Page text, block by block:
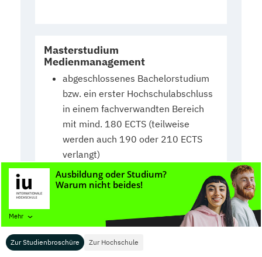
Zur Studienbroschüre Zur Hochschule
Mehr
Masterstudium
Medienmanagement
abgeschlossenes Bachelorstudium
bzw. ein erster Hochschulabschluss
in einem fachverwandten Bereich
mit mind. 180 ECTS (teilweise
werden auch 190 oder 210 ECTS
verlangt)
wenn die geforderte Mindest-ECTS-
Zahl nicht erreicht wurde, kann ein
Pre-Semester eingelegt werden, um
die fehlenden Credit Points
auszugleichen
gute Englischkenntnisse (Nachweis